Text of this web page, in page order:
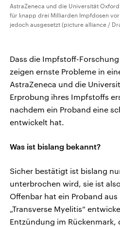
AstraZeneca und die Universität
für knapp drei Milliarden Impfdosen
jedoch ausgesetzt (picture alliance /
Dass die Impfstoff-
zeigen ernste Probleme in
AstraZeneca und die
Erprobung ihres Impfstoffs
nachdem ein Proband eine
entwickelt hat.
Was ist bislang bekannt?
Sicher bestätigt ist bislang
unterbrochen wird, sie ist
Offenbar hat ein Proband aus
„Transverse Myelitis“
Entzündung im Rückenmark,